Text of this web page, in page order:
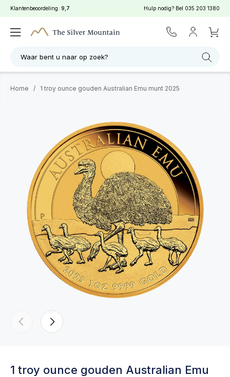
Klantenbeoordeling: 9,7 Hulp nodig? Bel 035 203 1380
Waar bent u naar op zoek?
Home / 1 troy ounce gouden Australian Emu munt 2025
1 troy ounce gouden Australian Emu